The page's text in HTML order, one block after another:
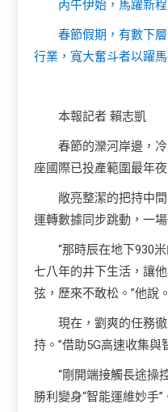
丙午伊始，馬躍新
春節假期，有數下
行業，寬大奮斗者以躍
本報記者 賴志凱
春節的灤河岸邊，
座國際已投產範圍最年
敞亮整潔的把持中
運轉數據同步跳動，一
“那時辰在地下930
七八年的井下生活，讓
弦，歷來不敢松。”他說。
現在，劉爽的任務
持。”借助5G高速收集
“剛開端接觸長途操
勝利變身“智能運維妙手”